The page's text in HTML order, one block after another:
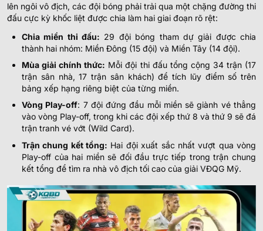
lên ngôi vô địch, các đội bóng phải trải qua một chặng đường thi
đấu cực kỳ khốc liệt được chia làm hai giai đoạn rõ rệt:
Chia miền thi đấu: 29 đội bóng tham dự giải được chia
thành hai nhóm: Miền Đông (15 đội) và Miền Tây (14 đội).
Mùa giải chính thức: Mỗi đội thi đấu tổng cộng 34 trận (17
trận sân nhà, 17 trận sân khách) để tích lũy điểm số trên
bảng xếp hạng riêng biệt của từng miền.
Vòng Play-off: 7 đội đứng đầu mỗi miền sẽ giành vé thẳng
vào vòng Play-off, trong khi các đội xếp thứ 8 và thứ 9 sẽ đá
trận tranh vé vớt (Wild Card).
Trận chung kết tổng: Hai đội xuất sắc nhất vượt qua vòng
Play-off của hai miền sẽ đối đầu trực tiếp trong trận chung
kết tổng để tìm ra nhà vô địch tối cao của giải VĐQG Mỹ.